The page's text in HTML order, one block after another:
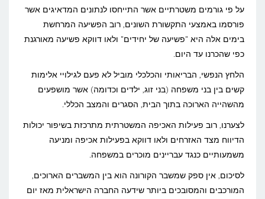
על פי גורמים משטרתיים אשר התייחסו לנתונים המדאיגים אשר
פורסמו באמצעי התקשורת השונים, רוב הפשיעה המרחשת
בימים אלה היא "פשיעה של יחידים" ולאו דווקא פשיעה מאורגנת
כפי שהכרנו עד היום.
הלחץ הנפשי, הבריאותי והכלכלי מוביל לא פעם לגילויי אלימות
קשים בין בני משפחה (בני זוג, ילדים וכדומה) אשר מושפעים
מהשהייה הארוכה בתוך הבית, הסגרים והמצב הכללי.
לצערנו, רוב פעילות האכיפה המשטרתית מתרכזת בשיפור יכולות
הדיווח מצד האזרחים ולאו דווקא בפעילות אכיפה ומניעה
משמעותיים כנגד עבריינים מוכרים במשפחה.
לסיכום, אין ספק שמשבר הקורונה הוא בין המשברים הארוכים,
המורכבים והמסובכים ביותר שידעה החברה הישראלית מאז יום